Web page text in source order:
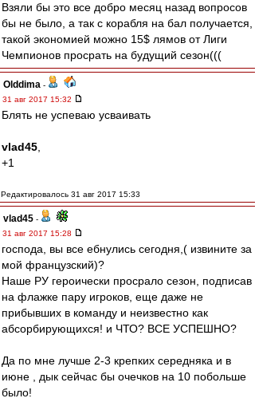
Взяли бы это все добро месяц назад вопросов
бы не было, а так с корабля на бал получается,
такой экономией можно 15$ лямов от Лиги
Чемпионов просрать на будущий сезон(((
Olddima -
31 авг 2017 15:32
Блять не успеваю усваивать
vlad45
+1
Редактировалось 31 авг 2017 15:33
vlad45 -
31 авг 2017 15:28
господа, вы все ебнулись сегодня,( извините за
мой французский)?
Наше РУ героически просрало сезон, подписав
на флажке пару игроков, еще даже не
прибывших в команду и неизвестно как
абсорбирующихся! и ЧТО? ВСЕ УСПЕШНО?
Да по мне лучше 2-3 крепких середняка и в
июне , дык сейчас бы очечков на 10 побольше
было!